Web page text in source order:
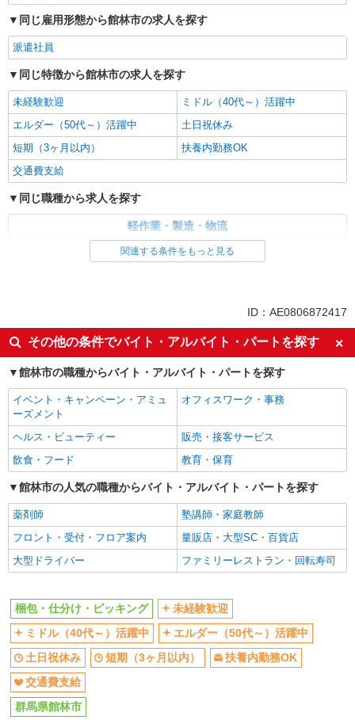
同じ雇用形態から館林市の求人を探す
派遣社員
同じ特徴から館林市の求人を探す
未経験歓迎
ミドル（40代～）活躍中
エルダー（50代～）活躍中
土日祝休み
短期（3ヶ月以内）
扶養内勤務OK
交通費支給
同じ職種から求人を探す
軽作業・製造・物流
梱包・仕分け・ピッキング
土日祝休み
短期（3ヶ月以内）
扶養内勤務OK
交通費支給
関連する条件をもっと見る
ID：AE0806872417
その他の条件でバイト・アルバイト・パートを探す
館林市の職種からバイト・アルバイト・パートを探す
イベント・キャンペーン・アミュ
ーズメント
オフィスワーク・事務
ヘルス・ビューティー
販売・接客サービス
飲食・フード
教育・保育
館林市の人気の職種からバイト・アルバイト・パートを探す
薬剤師
塾講師・家庭教師
フロント・受付・フロア案内
量販店・大型SC・百貨店
大型ドライバー
ファミリーレストラン・回転寿司
梱包・仕分け・ピッキング
未経験歓迎
ミドル（40代～）活躍中
エルダー（50代～）活躍中
土日祝休み
短期（3ヶ月以内）
扶養内勤務OK
交通費支給
群馬県館林市